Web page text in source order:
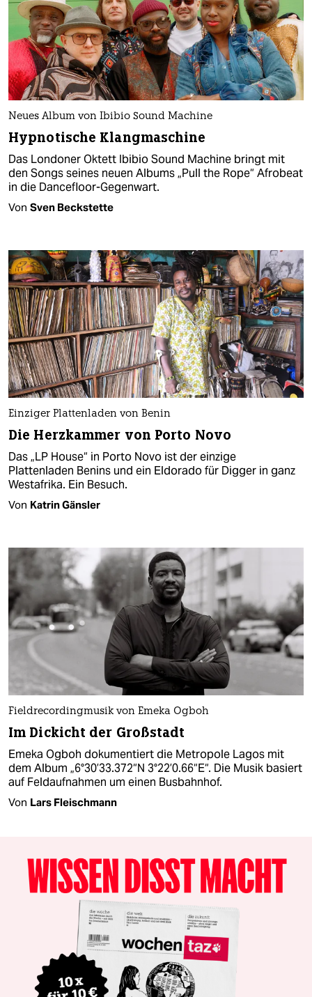
Neues Album von Ibibio Sound Machine
Hypnotische Klangmaschine
Das Londoner Oktett Ibibio Sound Machine bringt mit
den Songs seines neuen Albums „Pull the Rope“ Afrobeat
in die Dancefloor-Gegenwart.
Von Sven Beckstette
Einziger Plattenladen von Benin
Die Herzkammer von Porto Novo
Das „LP House“ in Porto Novo ist der einzige
Plattenladen Benins und ein Eldorado für Digger in ganz
Westafrika. Ein Besuch.
Von Katrin Gänsler
Fieldrecordingmusik von Emeka Ogboh
Im Dickicht der Großstadt
Emeka Ogboh dokumentiert die Metropole Lagos mit
dem Album „6°30’33.372“N 3°22’0.66“E“. Die Musik basiert
auf Feldaufnahmen um einen Busbahnhof.
Von Lars Fleischmann